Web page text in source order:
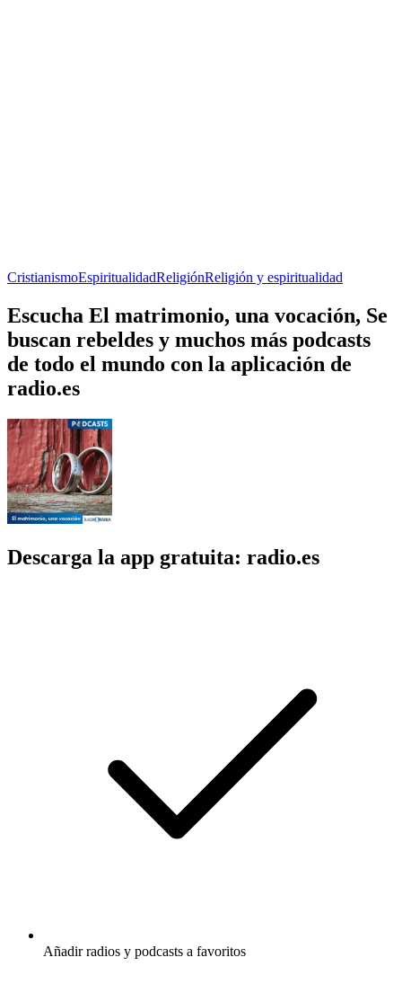
CristianismoEspiritualidadReligiónReligión y espiritualidad
Escucha El matrimonio, una vocación, Se
buscan rebeldes y muchos más podcasts
de todo el mundo con la aplicación de
radio.es
Descarga la app gratuita: radio.es
Añadir radios y podcasts a favoritos